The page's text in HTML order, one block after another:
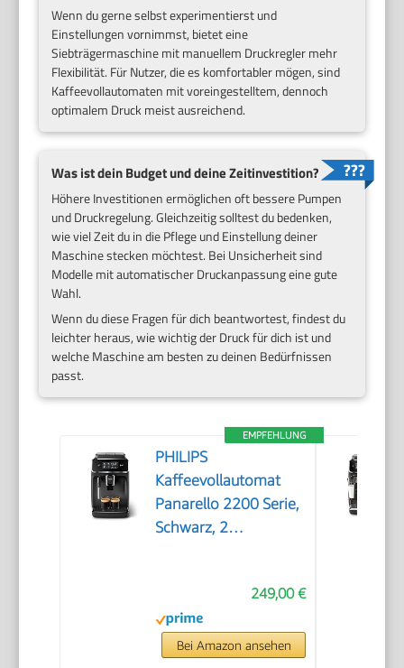
Wenn du gerne selbst experimentierst und
Einstellungen vornimmst, bietet eine
Siebträgermaschine mit manuellem Druckregler mehr
Flexibilität. Für Nutzer, die es komfortabler mögen, sind
Kaffeevollautomaten mit voreingestelltem, dennoch
optimalem Druck meist ausreichend.
Was ist dein Budget und deine Zeitinvestition?
Höhere Investitionen ermöglichen oft bessere Pumpen
und Druckregelung. Gleichzeitig solltest du bedenken,
wie viel Zeit du in die Pflege und Einstellung deiner
Maschine stecken möchtest. Bei Unsicherheit sind
Modelle mit automatischer Druckanpassung eine gute
Wahl.
Wenn du diese Fragen für dich beantwortest, findest du
leichter heraus, wie wichtig der Druck für dich ist und
welche Maschine am besten zu deinen Bedürfnissen
passt.
EMPFEHLUNG
PHILIPS
Kaffeevollautomat
Panarello 2200 Serie,
Schwarz, 2
249,00 €
Bei Amazon ansehen